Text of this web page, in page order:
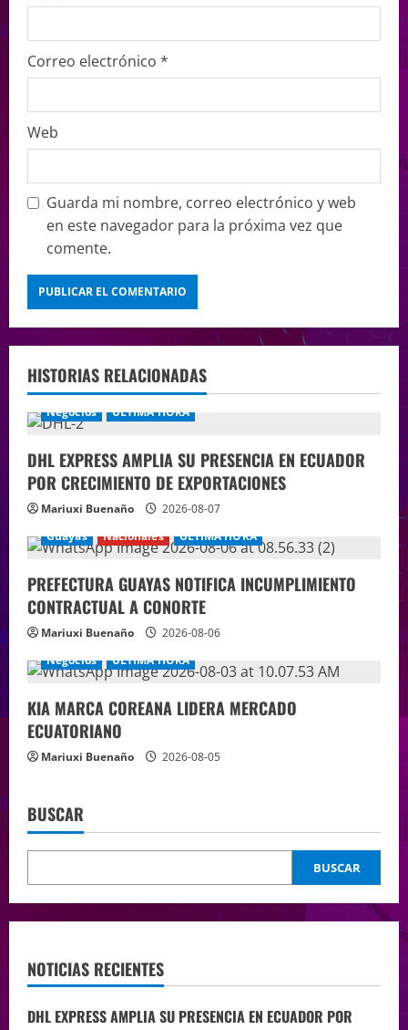
Correo electrónico *
Web
Guarda mi nombre, correo electrónico y web
en este navegador para la próxima vez que
comente.
HISTORIAS RELACIONADAS
Negocios ÚLTIMA HORA
DHL EXPRESS AMPLIA SU PRESENCIA EN ECUADOR
POR CRECIMIENTO DE EXPORTACIONES
Mariuxi Buenaño
2026-08-07
Guayas
Nacionales ÚLTIMA HORA
PREFECTURA GUAYAS NOTIFICA INCUMPLIMIENTO
CONTRACTUAL A CONORTE
Mariuxi Buenaño
2026-08-06
Negocios
ÚLTIMA HORA
KIA MARCA COREANA LIDERA MERCADO
ECUATORIANO
Mariuxi Buenaño 2026-08-05
BUSCAR
BUSCAR
NOTICIAS RECIENTES
DHL EXPRESS AMPLIA SU PRESENCIA EN ECUADOR POR